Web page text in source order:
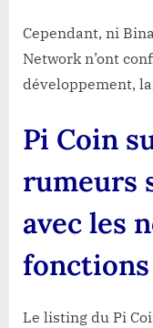
Cependant, ni
Network n’ont
développement,
Pi Coin
rumeurs
avec les
Le listing du Pi